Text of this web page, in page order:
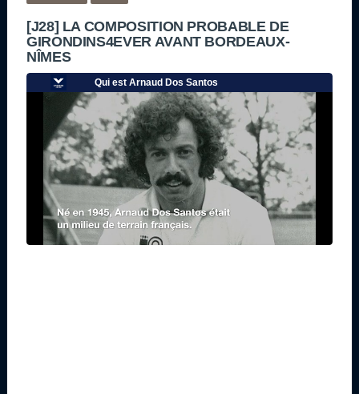
[J28] LA COMPOSITION PROBABLE DE
GIRONDINS4EVER AVANT BORDEAUX-
NÎMES